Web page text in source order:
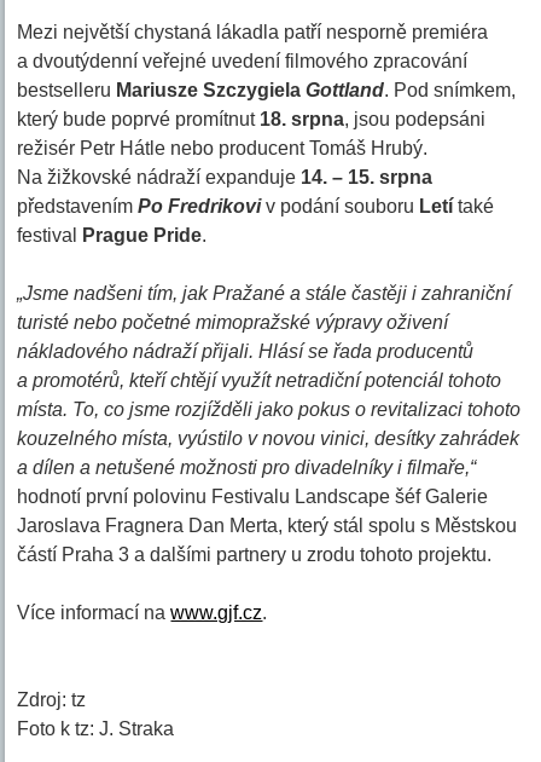
Mezi největší chystaná lákadla patří nesporně premiéra
a dvoutýdenní veřejné uvedení filmového zpracování
bestselleru Mariusze SzczygielaGottland. Pod snímkem,
který bude poprvé promítnut 18. srpna, jsou podepsáni
režisér Petr Hátle nebo producent Tomáš Hrubý.
Na žižkovské nádraží expanduje 14. – 15. srpna
představenímPo Fredrikoviv podání souboru Letí také
festival
Prague Pride.
„Jsme nadšeni tím, jak Pražané a stále častěji i zahraniční
turisté nebo početné mimopražské výpravy oživení
nákladového nádraží přijali. Hlásí se řada producentů
a promotérů, kteří chtějí využít netradiční potenciál tohoto
místa. To, co jsme rozjížděli jako pokus o revitalizaci tohoto
kouzelného místa, vyústilo v novou vinici, desítky zahrádek
a dílen a netušené možnosti pro divadelníky i filmaře,“
hodnotí první polovinu Festivalu Landscape šéf Galerie
Jaroslava Fragnera Dan Merta, který stál spolu s Městskou
částí Praha 3 a dalšími partnery u zrodu tohoto projektu.
Více informací nawww.gjf.cz.
Zdroj: tz
Foto k tz: J. Straka